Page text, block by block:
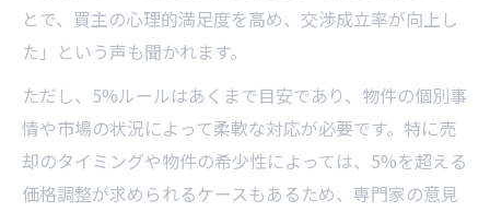
とで、買主の心理的満足度を高め、交渉成立率が向上し
た」という声も聞かれます。
ただし、5%ルールはあくまで目安であり、物件の個別事
情や市場の状況によって柔軟な対応が必要です。特に売
却のタイミングや物件の希少性によっては、5%を超える
価格調整が求められるケースもあるため、専門家の意見